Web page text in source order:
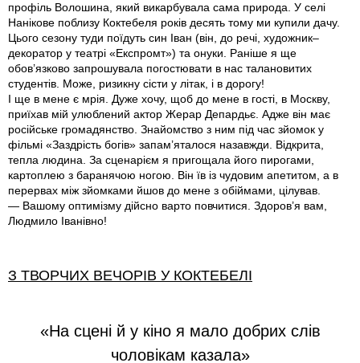
профіль Волошина, який викарбувала сама природа. У селі
Нанікове поблизу Коктебеля років десять тому ми купили дачу.
Цього сезону туди поїдуть син Іван (вiн, до речi, художник–
декоратор у театрi «Експромт») та онуки. Раніше я ще
обов’язково запрошувала погостювати в нас талановитих
студентів. Може, ризикну сісти у літак, і в дорогу!
І ще в мене є мрія. Дуже хочу, щоб до мене в гості, в Москву,
приїхав мій улюблений актор Жерар Депардьє. Адже він має
російське громадянство. Знайомство з ним під час зйомок у
фільмі «Заздрість богів» запам’я­талося назавжди. Відкрита,
тепла людина. За сценарієм я пригощала його пирогами,
картоплею з баранячою ногою. Він їв iз чудовим апетитом, а в
перервах між зйомками йшов до мене з обіймами, цілував.
— Вашому оптимізму дійсно варто повчитися. Здоров’я вам,
Людмило Іванівно!
З ТВОРЧИХ ВЕЧОРІВ У КОКТЕБЕЛІ
«На сцені й у кіно я мало добрих слів
чоловікам казала»